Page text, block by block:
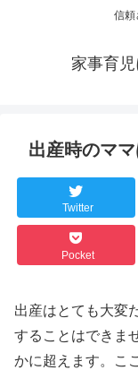
信頼
家事育
出産時のマ
Twitter
Pocket
出産はとても大変
することはできま
かに超えます。こ